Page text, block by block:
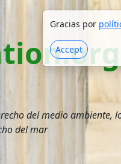
Gracias por
Accept
del medio ambiente,
del mar